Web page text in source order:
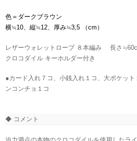
色＝ダークブラウン
横≒10、縦≒12、厚み≒3,5 （cm）
レザーウォレットロープ ８本編み 長さ
クロコダイル キーホルダー付き
●カード入れ７コ、小銭入れ１コ、大ポケッ
ンコンチョ１コ
◆ コメント